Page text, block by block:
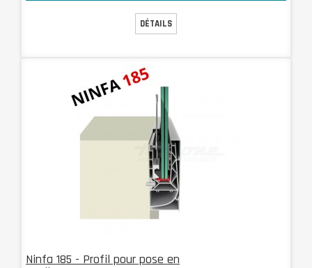
DÉTAILS
Ninfa 185 - Profil pour pose en